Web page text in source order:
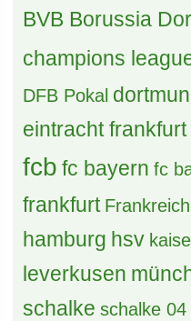
BVB Borussia
champions
DFB Pokal
eintracht frankfurt
fcb fc bayern fc
frankfurt Frankreich
hamburg hsv
leverkusen
schalke schalke 04